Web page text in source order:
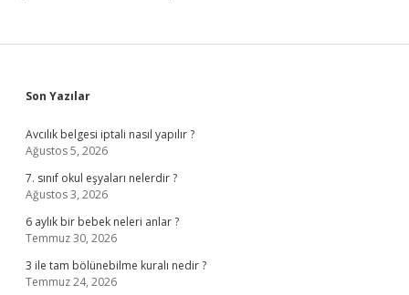
Sidebar
Son Yazılar
Avcılık belgesi iptali nasıl yapılır ?
Ağustos 5, 2026
7. sınıf okul eşyaları nelerdir ?
Ağustos 3, 2026
6 aylık bir bebek neleri anlar ?
Temmuz 30, 2026
3 ile tam bölünebilme kuralı nedir ?
Temmuz 24, 2026